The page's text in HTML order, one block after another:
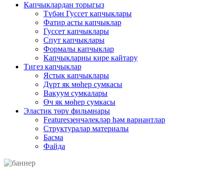
Капчыклардан торыгыз
Түбән Гуссет капчыклары
Фатир асты капчыклар
Гуссет капчыклары
Спут капчыклары
Формалы капчыклар
Капчыкларны кире кайтару
Тигез капчыклар
Ястык капчыклары
Дүрт як мөһер сумкасы
Вакуум сумкалары
Өч як мөһер сумкасы
Эластик төрү фильмнары
Featuresзенчәлекләр һәм вариантлар
Структуралар материалы
Басма
Файда